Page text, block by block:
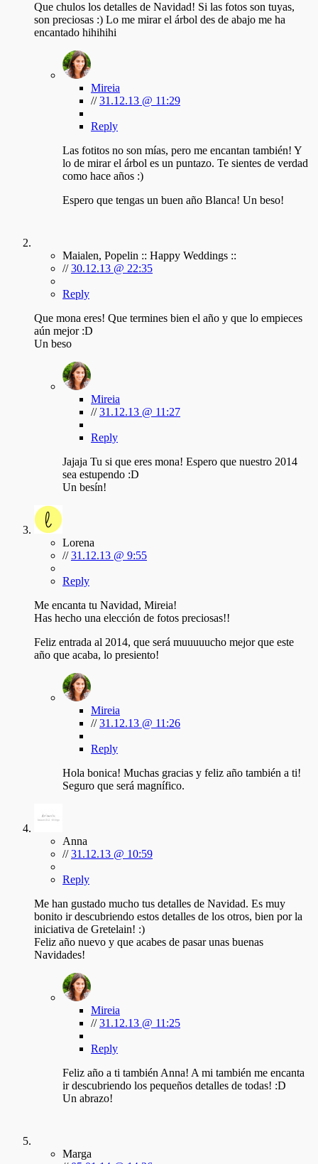
Que chulos los detalles de Navidad! Si las fotos son tuyas,
son preciosas :) Lo me mirar el árbol des de abajo me ha
encantado hihihihi
Mireia
//31.12.13 @ 11:29
Reply
Las fotitos no son mías, pero me encantan también! Y
lo de mirar el árbol es un puntazo. Te sientes de verdad
como hace años :)
Espero que tengas un buen año Blanca! Un beso!
Maialen, Popelin :: Happy Weddings ::
//30.12.13 @ 22:35
Reply
Que mona eres! Que termines bien el año y que lo empieces
aún mejor :D
Un beso
Mireia
//31.12.13 @ 11:27
Reply
Jajaja Tu si que eres mona! Espero que nuestro 2014
sea estupendo :D
Un besín!
Lorena
//31.12.13 @ 9:55
Reply
Me encanta tu Navidad, Mireia!
Has hecho una elección de fotos preciosas!!
Feliz entrada al 2014, que será muuuuucho mejor que este
año que acaba, lo presiento!
Mireia
//31.12.13 @ 11:26
Reply
Hola bonica! Muchas gracias y feliz año también a ti!
Seguro que será magnífico.
Anna
//31.12.13 @ 10:59
Reply
Me han gustado mucho tus detalles de Navidad. Es muy
bonito ir descubriendo estos detalles de los otros, bien por la
iniciativa de Gretelain! :)
Feliz año nuevo y que acabes de pasar unas buenas
Navidades!
Mireia
//31.12.13 @ 11:25
Reply
Feliz año a ti también Anna! A mi también me encanta
ir descubriendo los pequeños detalles de todas! :D
Un abrazo!
Marga